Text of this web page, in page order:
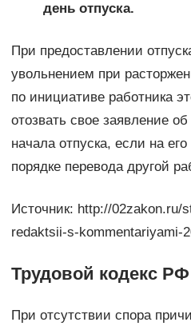
день отпуска.
При предоставлении
увольнением при
по инициативе работника
отозвать свое заявление
начала отпуска, если на
порядке перевода другой
Источник: http://02zakon.ru/
redaktsii-s-kommentariyami-
Трудовой кодекс РФ
При отсутствии спора